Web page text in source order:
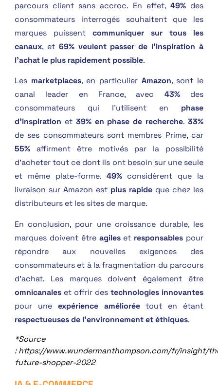
parcours client sans accroc. En effet, 49%des
consommateurs interrogés souhaitent que les
marques puissent communiquer sur tous les
canaux, et 69% veulent passer de l’inspiration à
l’achat le plus rapidement possible.
Les marketplaces, en particulier Amazon, sont le
canal leader en France, avec 43% des
consommateurs qui l’utilisent en phase
d’inspiration et 39% en phase de recherche.33%
de ses consommateurs sont membres Prime, car
55% affirment être motivés par la possibilité
d’acheter tout ce dont ils ont besoin sur une seule
et même plate-forme. 49%considèrent que la
livraison sur Amazon est plus rapide que chez les
distributeurs et les sites de marque.
En conclusion, pour une croissance durable, les
marques doivent être agiles et responsables pour
répondre aux nouvelles exigences des
consommateurs et à la fragmentation du parcours
d’achat. Les marques doivent également être
omnicanales et offrir des technologies innovantes
pour une expérience amélioréetout en étant
respectueuses de l’environnement et éthiques.
*Source
: https://www.wundermanthompson.com/fr/insight/
future-shopper-2022